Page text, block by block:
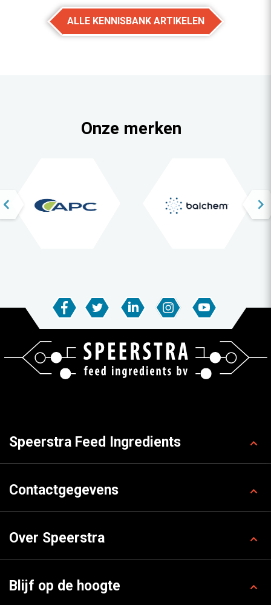
ALLE KENNISBANK ARTIKELEN
Onze merken
Speerstra Feed Ingredients
Contactgegevens
Over Speerstra
Blijf op de hoogte